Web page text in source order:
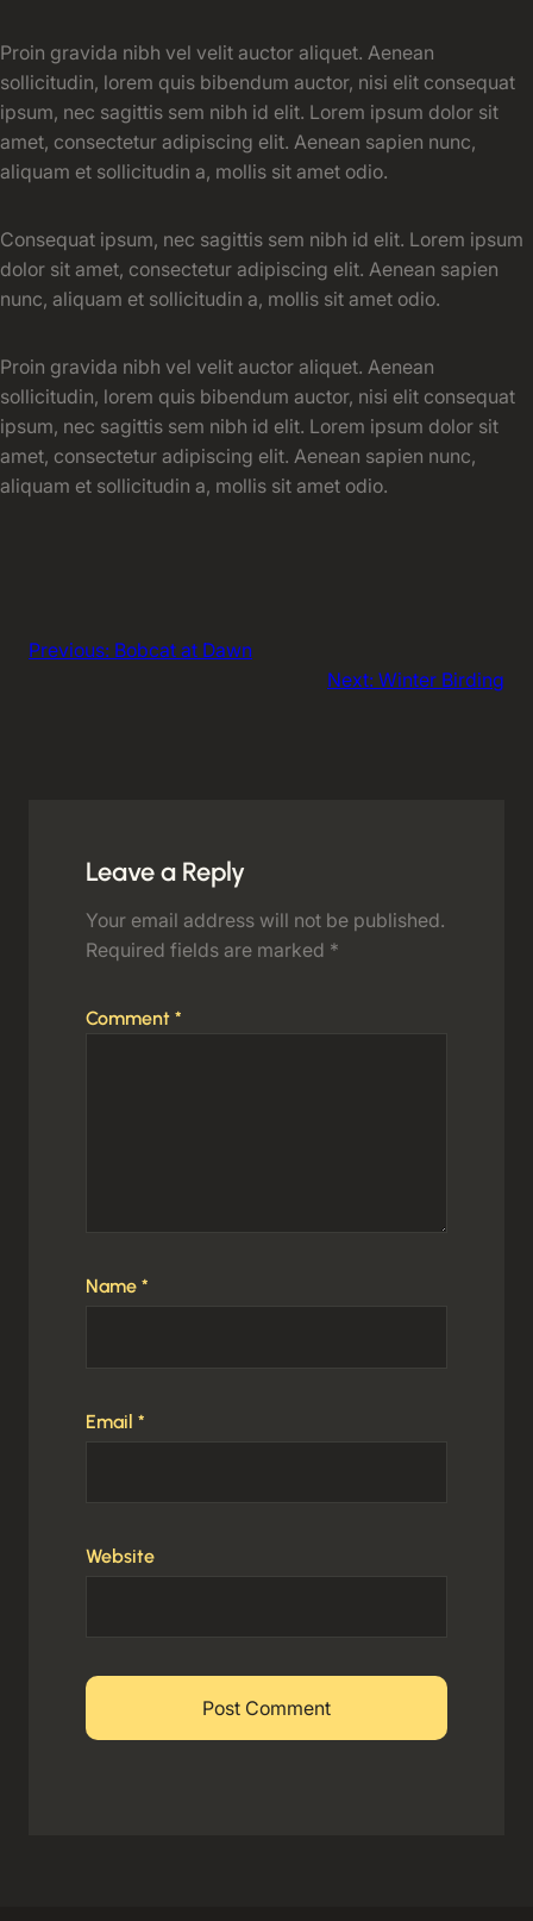
Proin gravida nibh vel velit auctor aliquet. Aenean
sollicitudin, lorem quis bibendum auctor, nisi elit consequat
ipsum, nec sagittis sem nibh id elit. Lorem ipsum dolor sit
amet, consectetur adipiscing elit. Aenean sapien nunc,
aliquam et sollicitudin a, mollis sit amet odio.
Consequat ipsum, nec sagittis sem nibh id elit. Lorem ipsum
dolor sit amet, consectetur adipiscing elit. Aenean sapien
nunc, aliquam et sollicitudin a, mollis sit amet odio.
Proin gravida nibh vel velit auctor aliquet. Aenean
sollicitudin, lorem quis bibendum auctor, nisi elit consequat
ipsum, nec sagittis sem nibh id elit. Lorem ipsum dolor sit
amet, consectetur adipiscing elit. Aenean sapien nunc,
aliquam et sollicitudin a, mollis sit amet odio.
Previous: Bobcat at Dawn
Next: Winter Birding
Leave a Reply
Your email address will not be published.
Required fields are marked *
Comment *
Name *
Email *
Website